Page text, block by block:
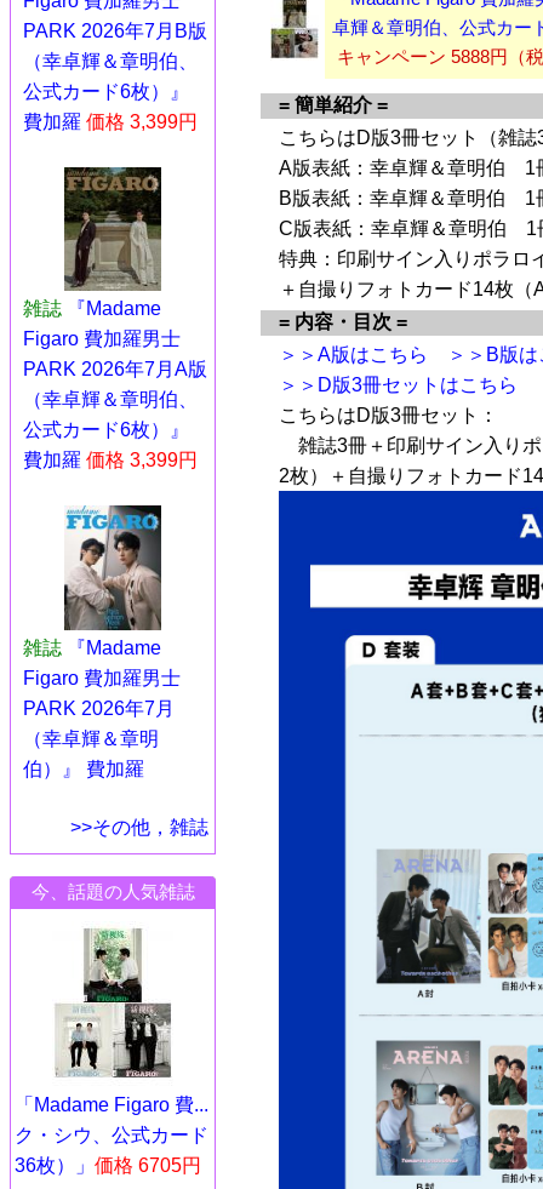
PARK 2026年7月B版
（幸卓輝＆章明伯、
公式カード6枚）』
費加羅 価格 3,399円
雑誌
『Madame
Figaro 費加羅男士
PARK 2026年7月A版
（幸卓輝＆章明伯、
公式カード6枚）』
費加羅 価格 3,399円
雑誌
『Madame
Figaro 費加羅男士
PARK 2026年7月
（幸卓輝＆章明
伯）』 費加羅
>>その他，雑誌
今、話題の人気雑誌
「Madame Figaro 費...
ク・シウ、公式カード
36枚）」 価格 6705円
卓輝＆章明伯、公式カー
キャンペーン 5888円（
= 簡単紹介 =
こちらはD版3冊セット（雑
A版表紙：幸卓輝＆章明伯 1
B版表紙：幸卓輝＆章明伯 1
C版表紙：幸卓輝＆章明伯 1
特典：印刷サイン入りポラロ
＋自撮りフォトカード14枚
= 内容・目次 =
＞＞A版はこちら
＞＞B版
＞＞D版3冊セットはこちら
こちらはD版3冊セット：
雑誌3冊＋印刷サイン入り
2枚）＋自撮りフォトカード